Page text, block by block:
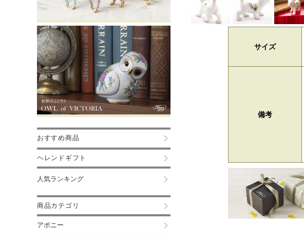
サイズ
備考
おすすめ商品
ヘレンドギフト
人気ランキング
商品カテゴリ
アポニー